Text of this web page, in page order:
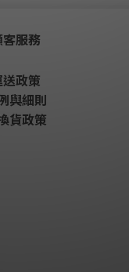
客服務
送政策
與細則
貨政策